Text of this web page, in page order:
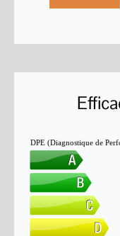
DPE (Diagnostique de